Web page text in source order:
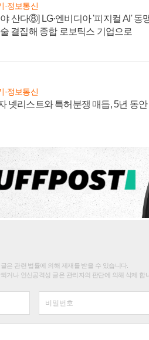
·정보통신
산다⑧] LG·엔비디아 '피지컬 AI' 동
결집해 종합 로보틱스 기업으로
·정보통신
넷리스트와 특허분쟁 매듭, 5년 동안
은 관련 법률에 의해 제재를 받을 수 있습니다.
거나 인신공격성 글은 관리자의 판단에 의해 삭제 합